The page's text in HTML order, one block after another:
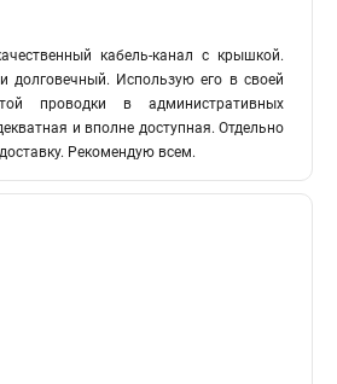
кабель-канал с крышкой.
долговечный. Использую его в своей
проводки в административных
и вполне доступная. Отдельно
Рекомендую всем.